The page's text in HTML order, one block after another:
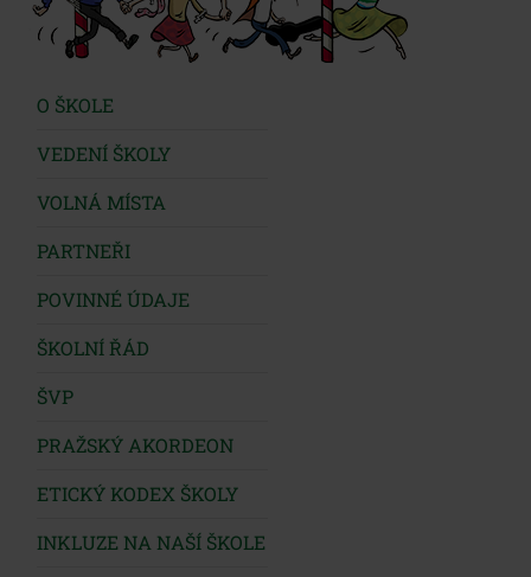
O ŠKOLE
VEDENÍ ŠKOLY
VOLNÁ MÍSTA
PARTNEŘI
POVINNÉ ÚDAJE
ŠKOLNÍ ŘÁD
ŠVP
PRAŽSKÝ AKORDEON
ETICKÝ KODEX ŠKOLY
INKLUZE NA NAŠÍ ŠKOLE